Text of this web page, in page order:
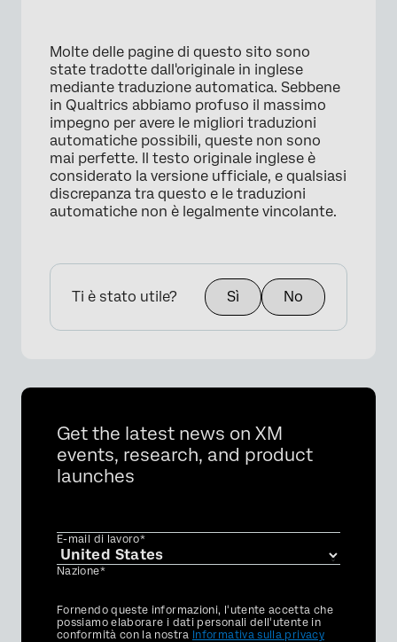
Molte delle pagine di questo sito sono
state tradotte dall'originale in inglese
mediante traduzione automatica. Sebbene
in Qualtrics abbiamo profuso il massimo
impegno per avere le migliori traduzioni
automatiche possibili, queste non sono
mai perfette. Il testo originale inglese è
considerato la versione ufficiale, e qualsiasi
discrepanza tra questo e le traduzioni
automatiche non è legalmente vincolante.
Ti è stato utile? Sì No
Get the latest news on XM
events, research, and product
launches
E-mail di lavoro*
Nazione*
Privacy
Optin
Fornendo queste informazioni, l'utente accetta che
possiamo elaborare i dati personali dell'utente in
conformità con la nostra Informativa sulla privacy